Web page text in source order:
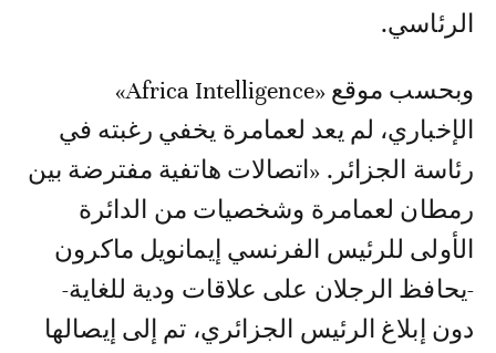
الرئاسي.
وبحسب موقع «Africa Intelligence»
الإخباري، لم يعد لعمامرة يخفي رغبته في
رئاسة الجزائر. «اتصالات هاتفية مفترضة بين
رمطان لعمامرة وشخصيات من الدائرة
الأولى للرئيس الفرنسي إيمانويل ماكرون
-يحافظ الرجلان على علاقات ودية للغاية-
دون إبلاغ الرئيس الجزائري، تم إلى إيصالها